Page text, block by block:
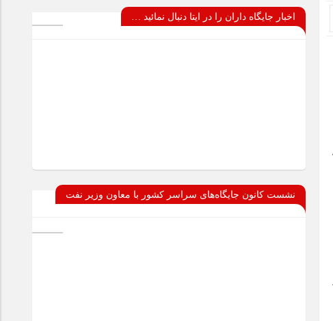
اخبار جایگاه داران را در ایتا دنبال نمائید …
نشست کانون جایگاه‌های سراسر کشور با معاون وزیر نفت